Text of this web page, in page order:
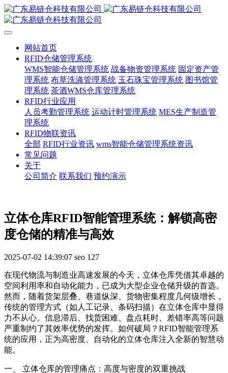
网站首页
RFID仓储管理系统
WMS智能仓储管理系统 战备物资管理系统 固定资产管
理系统 布草洗涤管理系统 玉石珠宝管理系统 图书馆管
理系统 茶酒WMS仓库管理系统
RFID行业应用
人员考勤管理系统 运动计时管理系统 MES生产制造管
理系统
RFID物联资讯
全部 RFID行业资讯 wms智能仓储管理系统资讯
常见问题
关于
公司简介 联系我们 预约演示
立体仓库RFID智能管理系统：解锁高密
度仓储的精准与高效
2025-07-02 14:39:07 seo 127
在现代物流与制造业高速发展的今天，立体仓库凭借其卓越的
空间利用率和自动化能力，已成为大型企业仓储升级的首选。
然而，随着货架层叠、巷道纵深、货物密集程度几何级增长，
传统的管理方式（如人工记录、条码扫描）在立体仓库中显得
力不从心。信息滞后、找货困难、盘点耗时、差错率高等问题
严重制约了其效率优势的发挥。如何破局？RFID智能管理系
统的应用，正为高密度、自动化的立体仓库注入全新的智慧动
能。
一、 立体仓库的管理痛点：高度与密度的双重挑战